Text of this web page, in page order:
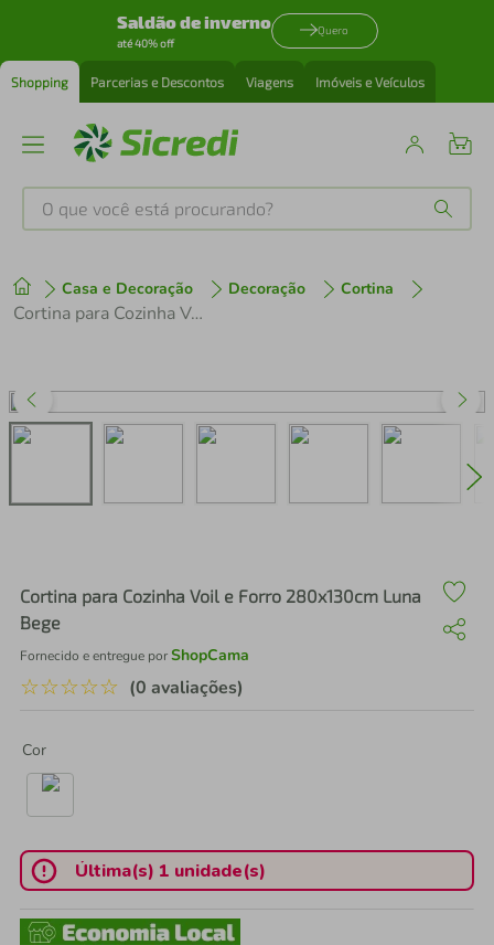
Saldão de inverno
até 40% off
Quero
Shopping Parcerias e Descontos Viagens Imóveis e Veículos
O que você está procurando?
Casa e Decoração Decoração Cortina
Cortina para Cozinha Voil e Forro 280x130cm Luna Bege
Cortina para Cozinha Voil e Forro 280x130cm Luna
Bege
Fornecido e entregue porShopCama
☆☆☆☆☆ (0 avaliações)
Cor
Última(s) 1 unidade(s)
1º tenis
perfume